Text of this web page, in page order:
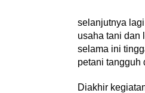
selanjutnya
usaha tani dan
selama ini
petani tangguh
Diakhir